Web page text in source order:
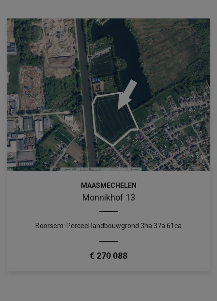
MAASMECHELEN
Monnikhof 13
Boorsem: Perceel landbouwgrond 3ha 37a 61ca
€ 270 088